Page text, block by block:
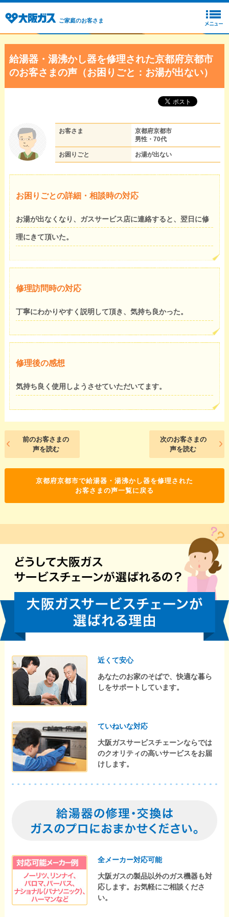
ご家庭のお客さま
給湯器・湯沸かし器を修理された京都府京都市
のお客さまの声（お困りごと：お湯が出ない）
お客さま
京都府京都市
男性・70代
お困りごと お湯が出ない
お困りごとの詳細・相談時の対応
お湯が出なくなり、ガスサービス店に連絡すると、翌日に修
理にきて頂いた。
修理訪問時の対応
丁寧にわかりやすく説明して頂き、気持ち良かった。
修理後の感想
気持ち良く使用しようさせていただいてます。
前のお客さまの
声を読む
次のお客さまの
声を読む
京都府京都市で給湯器・湯沸かし器を修理された
お客さまの声一覧に戻る
近くて安心
あなたのお家のそばで、快適な暮ら
しをサポートしています。
ていねいな対応
大阪ガスサービスチェーンならでは
のクオリティの高いサービスをお届
けします。
全メーカー対応可能
大阪ガスの製品以外のガス機器も対
応します。お気軽にご相談くださ
い。